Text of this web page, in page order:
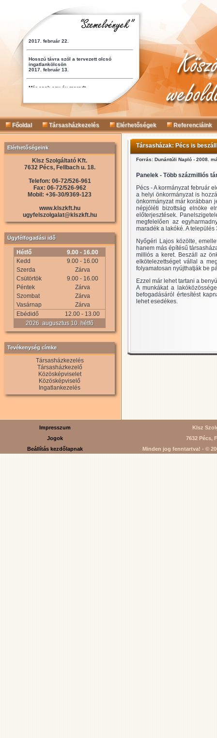
Főoldal Társasházkezelés Elérhetőségek Referenciáink
Elérhetőségeink
Klsz Szolgáltató Kft.
7632 Pécs, Fellbach u. 18.
Telefon: 06-72/526-961
Fax: 06-72/526-962
Mobil: +36-30/9369-123
www.klszkft.hu
ugyfelszolgalat@klszkft.hu
Ügyfélfogadási idő
Hétfő
9.00 - 16.00
Kedd
9.00 - 16.00
Szerda
Zárva
Csütörtök
9.00 - 16.00
Péntek
Zárva
Szombat
Zárva
Vasárnap
Zárva
Ebédidő
12.00 - 13.00
2026. augusztus 10. hétfő
Tevékenység címke
Társasházkezelés
Társasházkezelő
Közösképviselet
Közösképviselő
Ingatlankezelés
Társasházak: Pécs is beszáll
Forrás: Dunántúli Napló - 2008.
Panelek - Több százmilliós
Pécs - A kormányzat február
a helyi önkormányzat is
önkormányzat már korábban
népjóléti bizottság elnöke
előterjesztések.
megfelelően az
maradék a lakóké. A
Nyőgéri Lajos közölte,
hanem más építésű
milliós a keret. Beszáll az
elkötelezettséget vállal a
folyamatosan nyújthatják be
Ezzel már lehet tartani a
A munkákat a
befogadásáról értesítést
lehet esedékes.
Impresszum
Klsz
Jogok
7632 Pécs,
Beállítás kezdőlapnak
Minden jog fenntartva! - ©